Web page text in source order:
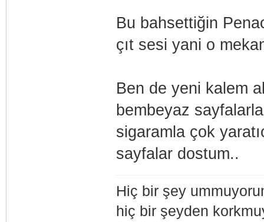
Bu bahsettiğin
çıt sesi yani o
Ben de yeni kalem
bembeyaz
sigaramla çok
sayfalar dostum..
Hiç bir şey
hiç bir şeyden